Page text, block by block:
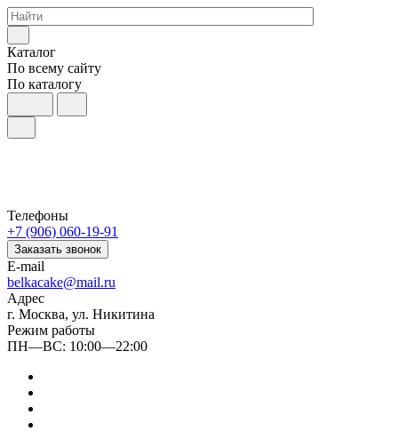
Каталог
По всему сайту
По каталогу
Телефоны
+7 (906) 060-19-91
Заказать звонок
E-mail
belkacake@mail.ru
Адрес
г. Москва, ул. Никитина
Режим работы
ПН—ВС: 10:00—22:00